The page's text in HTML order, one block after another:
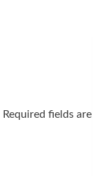
Required fields are